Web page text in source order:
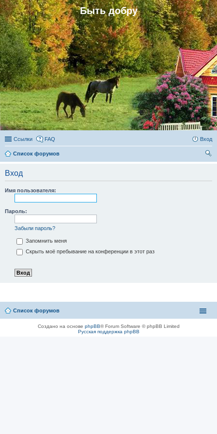
Быть добру
Ссылки FAQ Вход
Список форумов
Вход
Имя пользователя:
Пароль:
Забыли пароль?
Запомнить меня
Скрыть моё пребывание на конференции в этот раз
Список форумов
Создано на основе phpBB® Forum Software © phpBB Limited
Русская поддержка phpBB